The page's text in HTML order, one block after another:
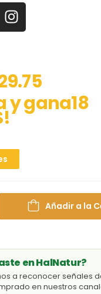
y gana18
Añadir a la
en HalNatur?
a reconocer señales
en nuestros